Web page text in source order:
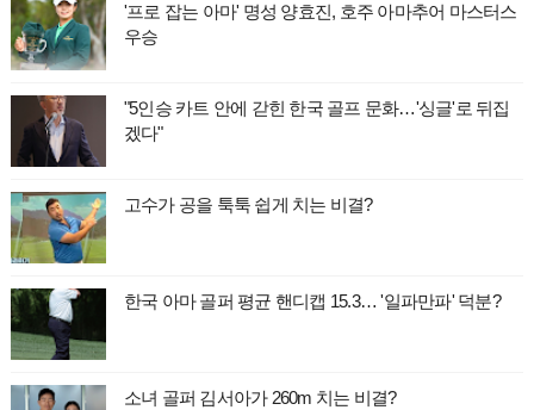
'프로 잡는 아마' 명성 양효진, 호주 아마추어 마스터스
우승
"5인승 카트 안에 갇힌 한국 골프 문화…'싱글'로 뒤집
겠다"
고수가 공을 툭툭 쉽게 치는 비결?
한국 아마 골퍼 평균 핸디캡 15.3… '일파만파' 덕분?
소녀 골퍼 김서아가 260m 치는 비결?